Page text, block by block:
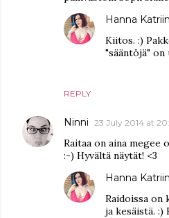
REPLY
Hanna
Kiitos. :)
"sääntöjä" on
Ninni 23 July 2014 at
Raitaa on aina megee
:-) Hyvältä näytät! <3
Hanna
Raidoissa on
ja kesäistä.